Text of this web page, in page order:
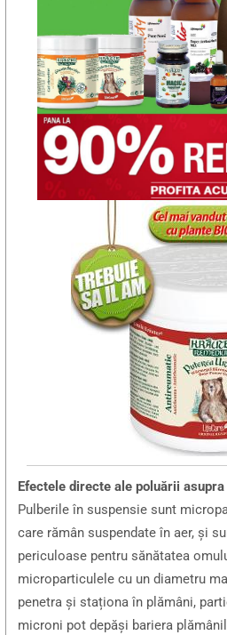
Efectele directe ale poluării
Pulberile în suspensie sunt
care rămân suspendate în aer, și
periculoase pentru sănătatea
microparticulele cu un diametru
penetra și staționa în plămâni,
microni pot depăși bariera